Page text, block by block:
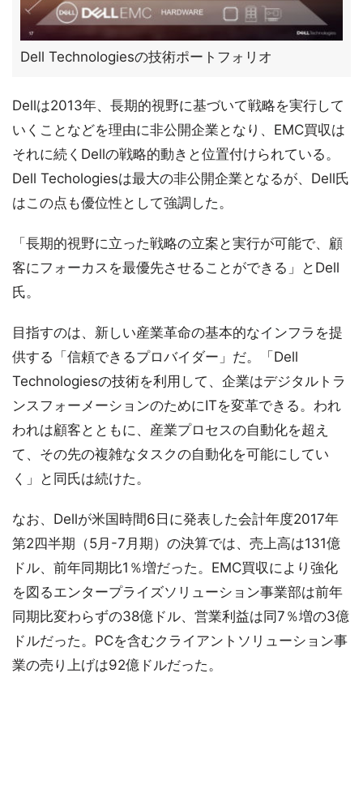
Dell Technologiesの技術ポートフォリオ
Dellは2013年、長期的視野に基づいて戦略を実行して
いくことなどを理由に非公開企業となり、EMC買収は
それに続くDellの戦略的動きと位置付けられている。
Dell Techologiesは最大の非公開企業となるが、Dell氏
はこの点も優位性として強調した。
「長期的視野に立った戦略の立案と実行が可能で、顧
客にフォーカスを最優先させることができる」とDell
氏。
目指すのは、新しい産業革命の基本的なインフラを提
供する「信頼できるプロバイダー」だ。「Dell
Technologiesの技術を利用して、企業はデジタルトラ
ンスフォーメーションのためにITを変革できる。われ
われは顧客とともに、産業プロセスの自動化を超え
て、その先の複雑なタスクの自動化を可能にしてい
く」と同氏は続けた。
なお、Dellが米国時間6日に発表した会計年度2017年
第2四半期（5月-7月期）の決算では、売上高は131億
ドル、前年同期比1％増だった。EMC買収により強化
を図るエンタープライズソリューション事業部は前年
同期比変わらずの38億ドル、営業利益は同7％増の3億
ドルだった。PCを含むクライアントソリューション事
業の売り上げは92億ドルだった。